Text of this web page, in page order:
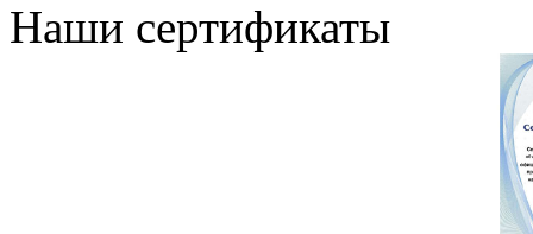
Наши сертификаты